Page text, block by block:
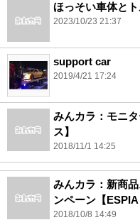
ほっそい車体と
2023/10/23 21:37
support car
2019/4/21 17:24
みんカラ：モニ
ス】
2018/11/1 14:25
みんカラ：新商
ンペーン【ESPIA
2018/10/8 14:49